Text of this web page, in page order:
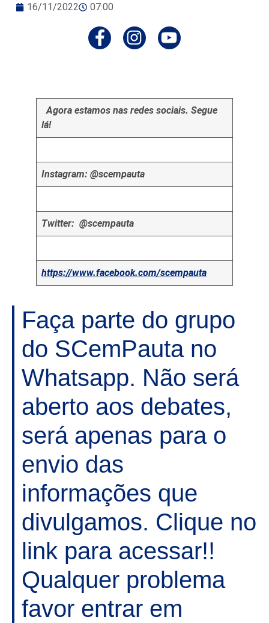
16/11/2022 07:00
Agora estamos nas redes sociais. Segue
lá!
Instagram: @scempauta
Twitter: @scempauta
https://www.facebook.com/scempauta
Faça parte do grupo
do SCemPauta no
Whatsapp. Não será
aberto aos debates,
será apenas para o
envio das
informações que
divulgamos. Clique no
link para acessar!!
Qualquer problema
favor entrar em